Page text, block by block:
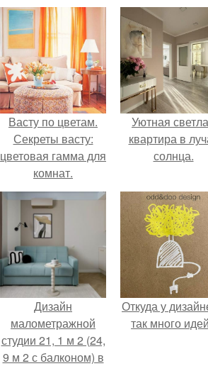
Васту по цветам.
Секреты васту:
цветовая гамма для
комнат.
Уютная
квартира в
солнца.
Дизайн
малометражной
студии 21, 1 м 2 (24,
9 м 2 с балконом) в
Откуда у
так много